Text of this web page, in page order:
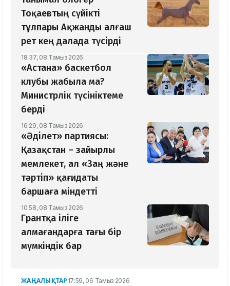
Тоқаевтың сүйікті
тұлпары Ақжанды алғаш
рет кең далада түсірді
18:37, 08 Тамыз 2026
«Астана» баскетбол
клубы жабыла ма?
Министрлік түсініктеме
берді
16:29, 08 Тамыз 2026
«Әділет» партиясы:
Қазақстан – зайырлы
мемлекет, ал «Заң және
тәртіп» қағидаты
баршаға міндетті
10:58, 08 Тамыз 2026
Грантқа іліге
алмағандарға тағы бір
мүмкіндік бар
ЖАҢАЛЫҚТАР 17:59, 06 Тамыз 2026